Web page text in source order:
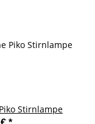
Stirnlampe